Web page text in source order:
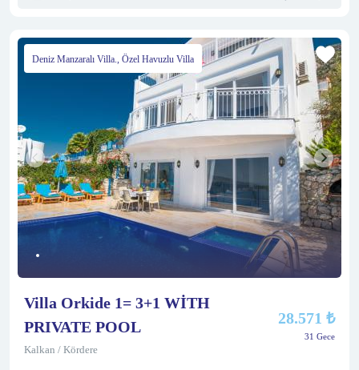
Deniz Manzaralı Villa., Özel Havuzlu Villa
Villa Orkide 1= 3+1 WİTH
PRIVATE POOL
Kalkan / Kördere
28.571 ₺
31 Gece